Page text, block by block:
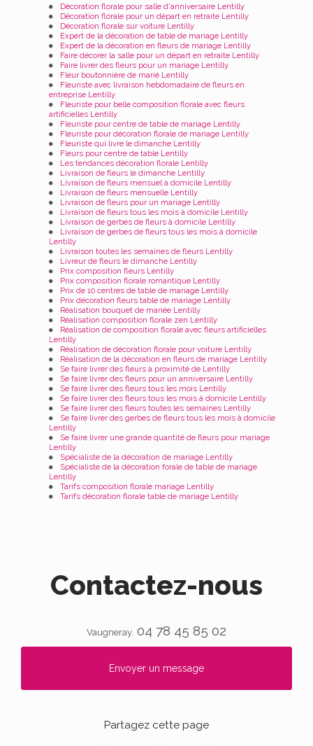
Décoration florale pour salle d'anniversaire Lentilly
Décoration florale pour un départ en retraite Lentilly
Décoration florale sur voiture Lentilly
Expert de la décoration de table de mariage Lentilly
Expert de la décoration en fleurs de mariage Lentilly
Faire décorer la salle pour un départ en retraite Lentilly
Faire livrer des fleurs pour un mariage Lentilly
Fleur boutonnière de marié Lentilly
Fleuriste avec livraison hebdomadaire de fleurs en
entreprise Lentilly
Fleuriste pour belle composition florale avec fleurs
artificielles Lentilly
Fleuriste pour centre de table de mariage Lentilly
Fleuriste pour décoration florale de mariage Lentilly
Fleuriste qui livre le dimanche Lentilly
Fleurs pour centre de table Lentilly
Les tendances décoration florale Lentilly
Livraison de fleurs le dimanche Lentilly
Livraison de fleurs mensuel à domicile Lentilly
Livraison de fleurs mensuelle Lentilly
Livraison de fleurs pour un mariage Lentilly
Livraison de fleurs tous les mois à domicile Lentilly
Livraison de gerbes de fleurs à domicile Lentilly
Livraison de gerbes de fleurs tous les mois à domicile
Lentilly
Livraison toutes les semaines de fleurs Lentilly
Livreur de fleurs le dimanche Lentilly
Prix composition fleurs Lentilly
Prix composition florale romantique Lentilly
Prix de 10 centres de table de mariage Lentilly
Prix décoration fleurs table de mariage Lentilly
Réalisation bouquet de mariée Lentilly
Réalisation composition florale zen Lentilly
Réalisation de composition florale avec fleurs artificielles
Lentilly
Réalisation de décoration florale pour voiture Lentilly
Réalisation de la décoration en fleurs de mariage Lentilly
Se faire livrer des fleurs à proximité de Lentilly
Se faire livrer des fleurs pour un anniversaire Lentilly
Se faire livrer des fleurs tous les mois Lentilly
Se faire livrer des fleurs tous les mois à domicile Lentilly
Se faire livrer des fleurs toutes les semaines Lentilly
Se faire livrer des gerbes de fleurs tous les mois à domicile
Lentilly
Se faire livrer une grande quantité de fleurs pour mariage
Lentilly
Spécialiste de la décoration de mariage Lentilly
Spécialiste de la décoration forale de table de mariage
Lentilly
Tarifs composition florale mariage Lentilly
Tarifs décoration florale table de mariage Lentilly
Contactez-nous
Vaugneray. 04 78 45 85 02
Envoyer un message
Partagez cette page